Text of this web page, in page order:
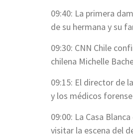
09:40: La primera
de su hermana y su
09:30: CNN Chile
chilena Michelle
09:15: El director de
y los médicos
09:00: La Casa
visitar la escena del